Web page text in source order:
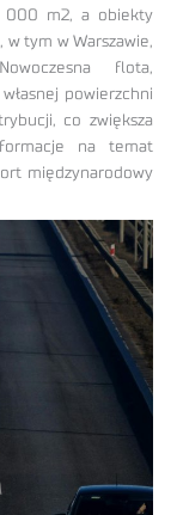
000 m2, a obiekty
w tym w Warszawie,
flota,
powierzchni
co zwiększa
na temat
międzynarodowy